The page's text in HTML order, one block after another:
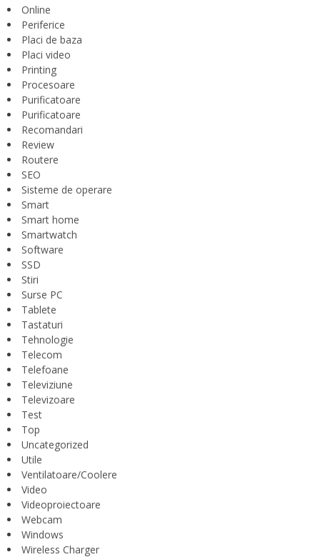
Online
Periferice
Placi de baza
Placi video
Printing
Procesoare
Purificatoare
Purificatoare
Recomandari
Review
Routere
SEO
Sisteme de operare
Smart
Smart home
Smartwatch
Software
SSD
Stiri
Surse PC
Tablete
Tastaturi
Tehnologie
Telecom
Telefoane
Televiziune
Televizoare
Test
Top
Uncategorized
Utile
Ventilatoare/Coolere
Video
Videoproiectoare
Webcam
Windows
Wireless Charger